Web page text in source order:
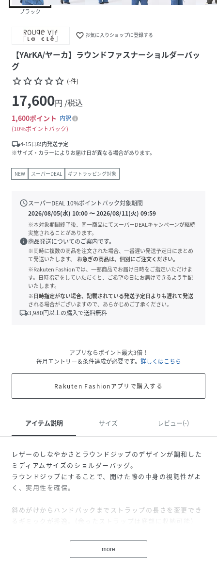
ブラック
favorite_border お気に入りショップに登録する
【YArKA/ヤーカ】ラウンドファスナーショルダーバッ
グ
star_borderstar_borderstar_borderstar_borderstar_border (-件)
17,600円 /税込
1,600ポイント 内訳
10%ポイントバック
local_shipping4-15日以内発送予定
※サイズ・カラーによりお届け日が異なる場合があります。
NEW スーパーDEAL ギフトラッピング対象
scheduleスーパーDEAL 10%ポイントバック対象期間
2026/08/05(水) 10:00〜2026/08/11(火) 09:59
※本対象期間終了後、同一商品にてスーパーDEALキャンペーンが継続
実施されることがあります。
info商品発送についてのご案内です。
※同時に複数の商品を注文された場合、一番遅い発送予定日にまとめ
て発送いたします。
お急ぎの商品は、個別にご注文ください。
※Rakuten Fashionでは、一部商品でお届け日時をご指定いただけま
す。日時指定をしていただくと、ご希望の日にお届けできるよう手配
いたします。
※日時指定がない場合、記載されている発送予定日よりも遅れて発送
される場合がございますので、あらかじめご了承ください。
local_shipping3,980円以上の購入で送料無料
アプリならポイント最大3倍！
毎月エントリー＆条件達成が必要です。 詳しくはこちら
Rakuten Fashionアプリで購入する
アイテム説明 サイズ レビュー(-)
レザーのしなやかさとラウンドジップのデザインが調和した
ミディアムサイズのショルダーバッグ。
ラウンドジップにすることで、開けた際の中身の視認性がよ
く、実用性を確保。
斜めがけからハンドバックまでストラップの長さを変更でき
るギミックが秀逸。(余ったストラップは底部に収納可能)
シンプルな中にYArKAの美意識が息づく、オン・オフ兼用の
more